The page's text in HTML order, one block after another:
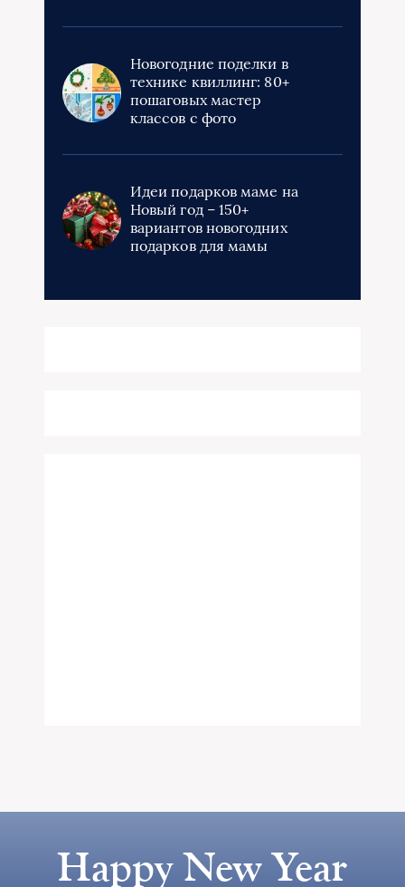
Новогодние поделки в
технике квиллинг: 80+
пошаговых мастер
классов с фото
Идеи подарков маме на
Новый год – 150+
вариантов новогодних
подарков для мамы
Happy New Year